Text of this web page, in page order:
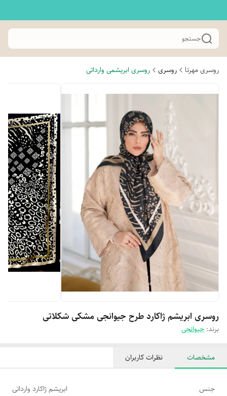
جستجو
روسری مهرتا روسری روسری ابریشمی وارداتی
روسری ابریشم ژاکارد طرح جیوانجی مشکی شکلاتی
برند: جیوانجی
مشخصات نظرات کاربران
جنس ابریشم ژاکارد وارداتی